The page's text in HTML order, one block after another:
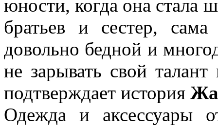
юности, когда она стала
братьев и сестер,
довольно бедной и
не зарывать свой
подтверждает история
Одежда и аксессуары